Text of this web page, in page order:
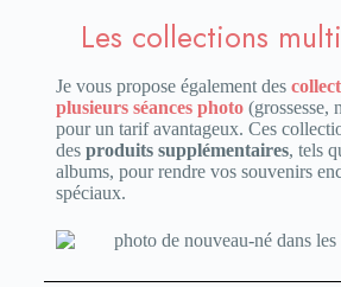
Les collections
Je vous propose également des
plusieurs séances photo(grossesse,
pour un tarif avantageux. Ces
des produits supplémentaires, tels
albums, pour rendre vos souvenirs
spéciaux.